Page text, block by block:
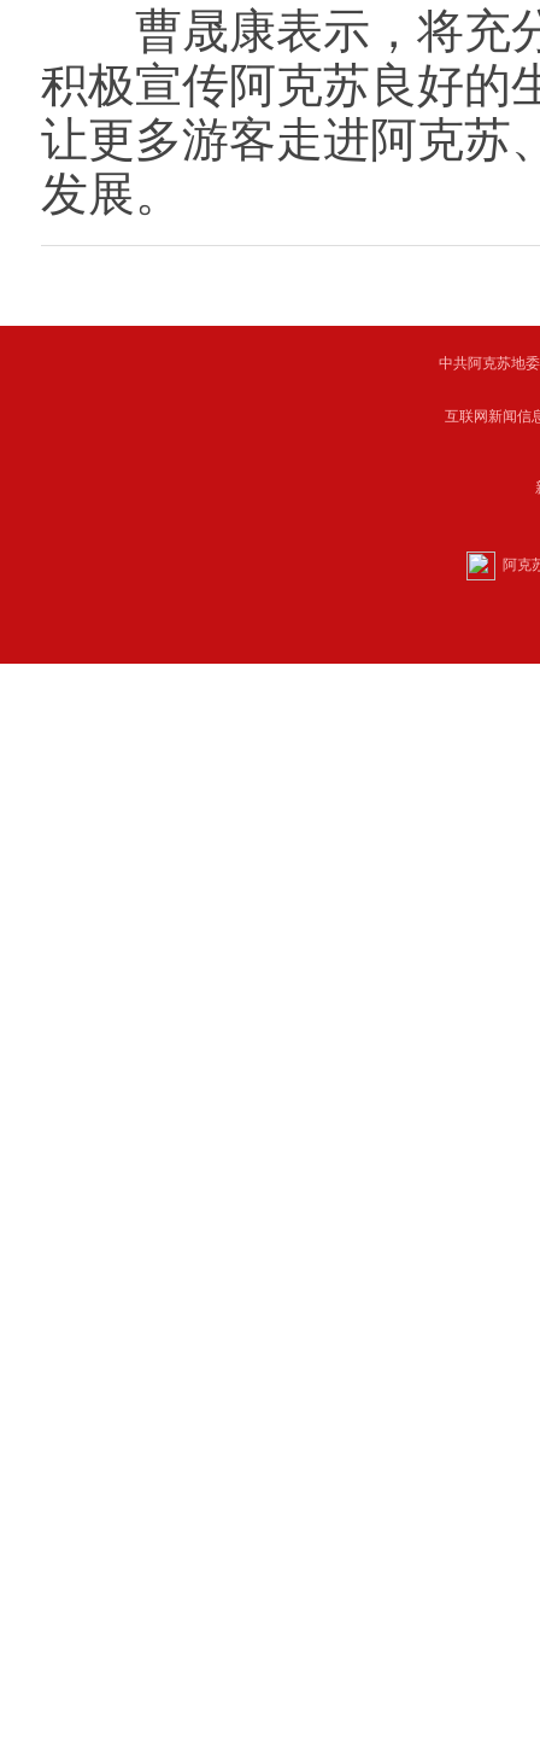
曹晟康表示，将充分
积极宣传阿克苏良好的
让更多游客走进阿克苏
发展。
中共阿克苏地
互联网新闻
阿克